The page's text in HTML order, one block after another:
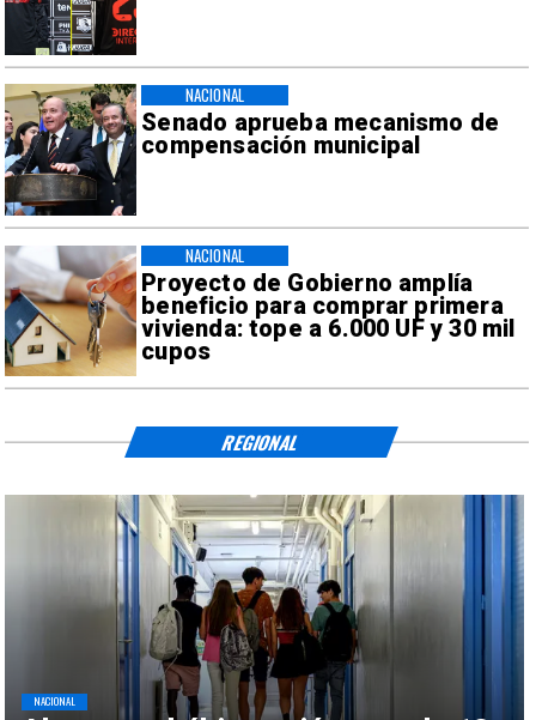
Senado aprueba mecanismo de
compensación municipal
NACIONAL
Proyecto de Gobierno amplía
beneficio para comprar primera
vivienda: tope a 6.000 UF y 30 mil
cupos
NACIONAL
NACIONAL
REGIONAL